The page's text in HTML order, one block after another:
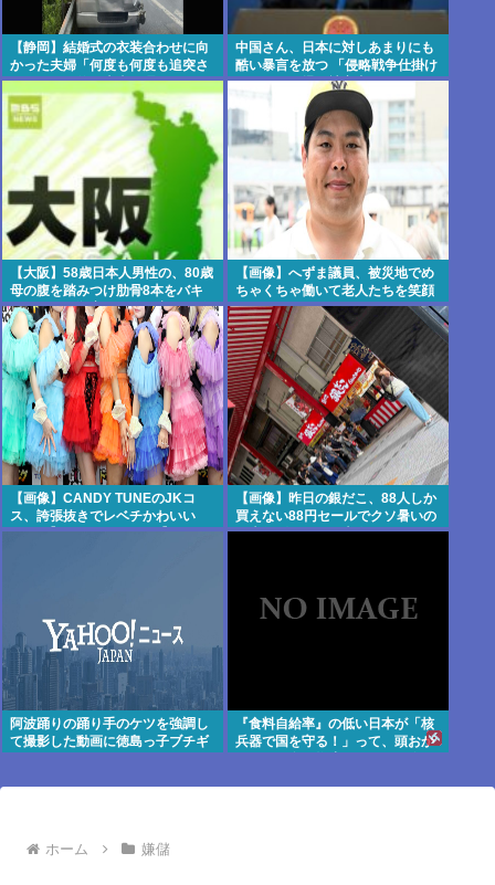
【静岡】結婚式の衣装合わせに向
かった夫婦「何度も何度も追突さ
れ…何が目的か本当に理解できな
い」東名高速で「死の恐怖」約1.7
キロの追突！
中国さん、日本に対しあまりにも
酷い暴言を放つ 「侵略戦争仕掛け
たくせに原爆で被害者ビジネスす
【大阪】58歳日本人男性の、80歳
母の腹を踏みつけ肋骨8本をバキ
バキにして殺害。子供を産んだ結
末がこれなら少子化仕方ないね
【画像】へずま議員、被災地でめ
ちゃくちゃ働いて老人たちを笑顔
にしてしまうww
【画像】CANDY TUNEのJKコ
ス、誇張抜きでレベチかわいい
www 【Pickup08082959】
【画像】昨日の銀だこ、88人しか
買えない88円セールでクソ暑いの
に大行列をなす日本人がこれwww
阿波踊りの踊り手のケツを強調し
て撮影した動画に徳島っ子ブチギ
『食料自給率』の低い日本が「核
兵器で国を守る！」って、頭おか
ホーム 嫌儲